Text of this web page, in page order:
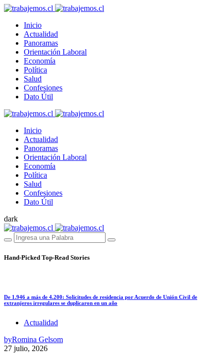
Inicio
Actualidad
Panoramas
Orientación Laboral
Economía
Política
Salud
Confesiones
Dato Útil
Inicio
Actualidad
Panoramas
Orientación Laboral
Economía
Política
Salud
Confesiones
Dato Útil
dark
Hand-Picked Top-Read Stories
De 1.946 a más de 4.200: Solicitudes de residencia por Acuerdo de Unión Civil de
extranjeros irregulares se duplicaron en un año
Actualidad
byRomina Gelsom
27 julio, 2026